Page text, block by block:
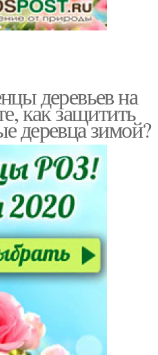
деревьев на
как защитить
деревца зимой?